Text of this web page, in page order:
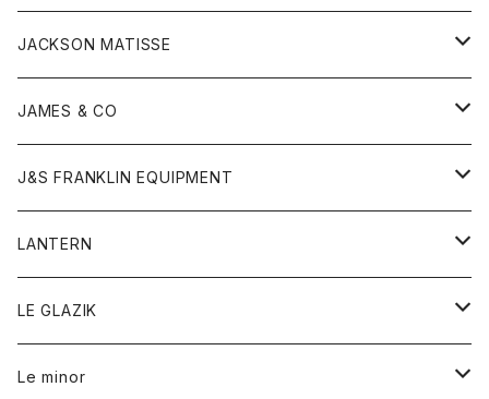
フリース
ストール
マフラー
Tシャツ
グッズ
アンダーウェア
靴
トップス
カーディガン
ジャケット
ボトム
オーバーオール
ショートパンツ
レディース
アウター
カーディガン
コート
Tシャツ
ロンパース
グッズ
靴
ストール
トップス
カットソー
シャツ
ボトム
オーバーオール
ショートパンツ
レディース
オーバーオール
シャツ
ワンピース
ワンピース
ワンピース
バック
キッズ
トレーナー
トップス
Gジャケット
スウェット
帽子
JACKSON MATISSE
Tシャツ
帽子
JAMES & CO
ボトム
J&S FRANKLIN EQUIPMENT
アウター
LANTERN
アウター
Tシャツ
LE GLAZIK
レディース
Le minor